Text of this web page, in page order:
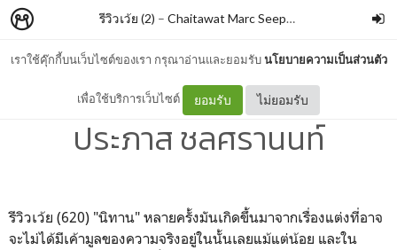
เราใช้คุ๊กกี้บนเว็บไซต์ของเรา กรุณาอ่านและยอมรับนโยบายความเป็นส่วนตัว
เพื่อใช้บริการเว็บไซต์ ยอมรับ ไม่ยอมรับ
รีวิวเว้ย (2) – Chaitawat Marc Seephongsai
นิทานล้านบรรทัด 2 By
ประภาส ชลศรานนท์
รีวิวเว้ย (620) "นิทาน" หลายครั้งมันเกิดขึ้นมาจากเรื่องแต่งที่อาจ
จะไม่ได้มีเค้ามูลของความจริงอยู่ในนั้นเลยแม้แต่น้อย และใน